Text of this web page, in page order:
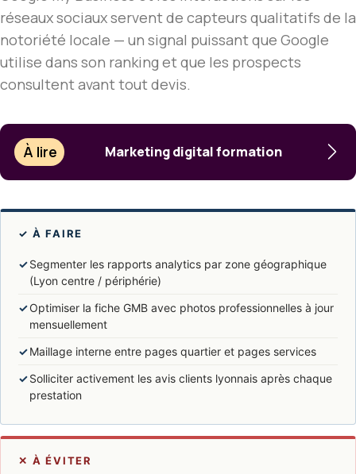
réseaux sociaux servent de capteurs qualitatifs de la
notoriété locale — un signal puissant que Google
utilise dans son ranking et que les prospects
consultent avant tout devis.
À lire Marketing digital formation
✓ À FAIRE
✓Segmenter les rapports analytics par zone géographique
(Lyon centre / périphérie)
✓Optimiser la fiche GMB avec photos professionnelles à jour
mensuellement
✓Maillage interne entre pages quartier et pages services
✓Solliciter activement les avis clients lyonnais après chaque
prestation
✕ À ÉVITER